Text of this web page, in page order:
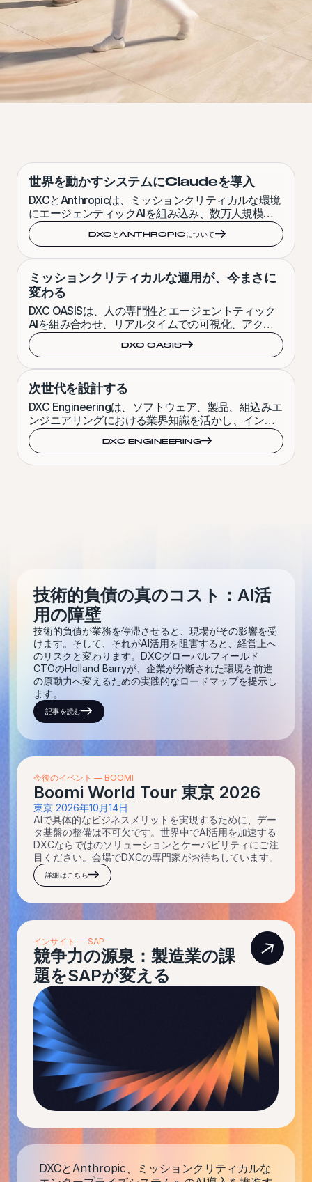
世界を動かすシステムにClaudeを導入
DXCとAnthropicは、ミッションクリティカルな環境
にエージェンティックAIを組み込み、数万人規模の
Claude認定フォワードデプロイドエンジニアを育成
します。
DXCとANTHROPICについて
ミッションクリティカルな運用が、今まさに
変わる
DXC OASISは、人の専門性とエージェントティック
AIを組み合わせ、リアルタイムでの可視化、アクシ
ョン、説明責任を実現するマネージドITサービスで
す。
DXC OASIS
次世代を設計する
DXC Engineeringは、ソフトウェア、製品、組込みエ
ンジニアリングにおける業界知識を活かし、インテ
リジェントシステムの設計から大規模展開までを加
速します。
DXC ENGINEERING
技術的負債の真のコスト：AI活
用の障壁
技術的負債が業務を停滞させると、現場がその影響を受
けます。そして、それがAI活用を阻害すると、経営上へ
のリスクと変わります。DXCグローバルフィールド
CTOのHolland Barryが、企業が分断された環境を前進
の原動力へ変えるための実践的なロードマップを提示し
ます。
記事を読む
今後のイベント — BOOMI
Boomi World Tour 東京 2026
東京 2026年10月14日
AIで具体的なビジネスメリットを実現するために、デー
タ基盤の整備は不可欠です。世界中でAI活用を加速する
DXCならではのソリューションとケーパビリティにご注
目ください。会場でDXCの専門家がお待ちしています。
詳細はこちら
インサイト — SAP
競争力の源泉：製造業の課
題をSAPが変える
DXCとAnthropic、ミッションクリティカルな